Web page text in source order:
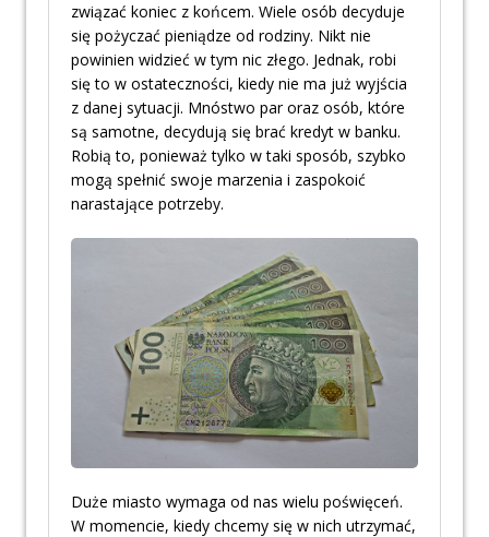
związać koniec z końcem. Wiele osób decyduje
się pożyczać pieniądze od rodziny. Nikt nie
powinien widzieć w tym nic złego. Jednak, robi
się to w ostateczności, kiedy nie ma już wyjścia
z danej sytuacji. Mnóstwo par oraz osób, które
są samotne, decydują się brać kredyt w banku.
Robią to, ponieważ tylko w taki sposób, szybko
mogą spełnić swoje marzenia i zaspokoić
narastające potrzeby.
Duże miasto wymaga od nas wielu poświęceń.
W momencie, kiedy chcemy się w nich utrzymać,